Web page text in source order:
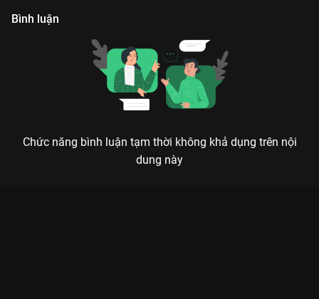
Bình luận
Chức năng bình luận tạm thời không khả dụng trên nội
dung này